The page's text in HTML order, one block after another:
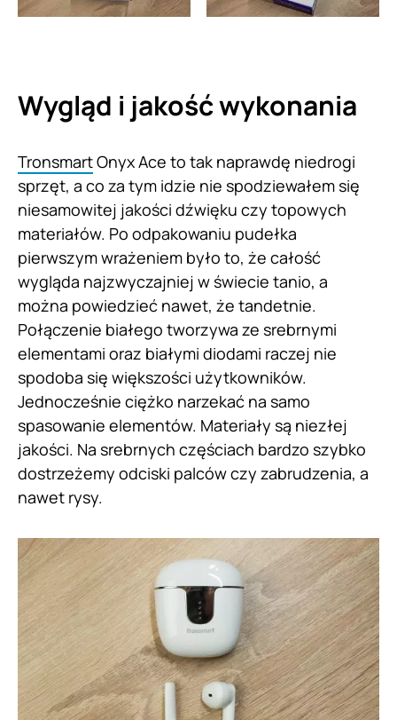
Wygląd i jakość wykonania
TronsmartOnyx Ace to tak naprawdę niedrogi
sprzęt, a co za tym idzie nie spodziewałem się
niesamowitej jakości dźwięku czy topowych
materiałów. Po odpakowaniu pudełka
pierwszym wrażeniem było to, że całość
wygląda najzwyczajniej w świecie tanio, a
można powiedzieć nawet, że tandetnie.
Połączenie białego tworzywa ze srebrnymi
elementami oraz białymi diodami raczej nie
spodoba się większości użytkowników.
Jednocześnie ciężko narzekać na samo
spasowanie elementów. Materiały są niezłej
jakości. Na srebrnych częściach bardzo szybko
dostrzeżemy odciski palców czy zabrudzenia, a
nawet rysy.